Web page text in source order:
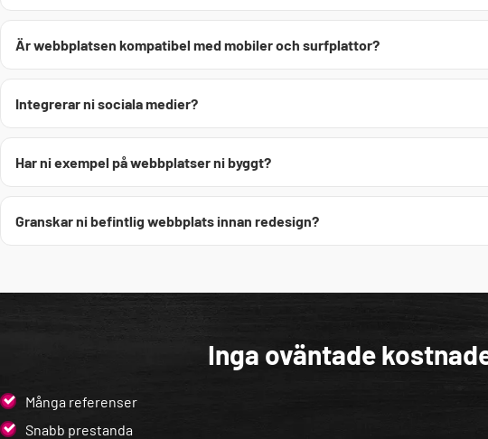
Är webbplatsen kompatibel med mobiler och surfplattor?
Integrerar ni sociala medier?
Har ni exempel på webbplatser ni byggt?
Granskar ni befintlig webbplats innan redesign?
Inga oväntade
Många referenser
Snabb prestanda